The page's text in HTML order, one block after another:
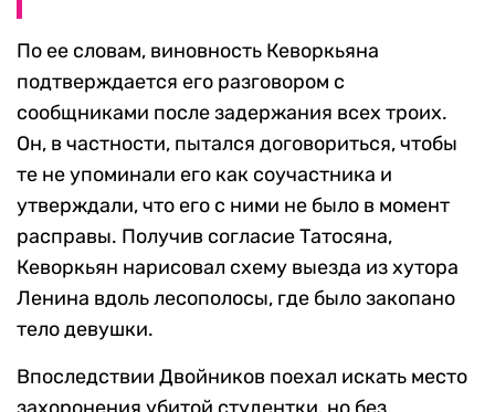
По ее словам, виновность Кеворкьяна
подтверждается его разговором с
сообщниками после задержания всех троих.
Он, в частности, пытался договориться, чтобы
те не упоминали его как соучастника и
утверждали, что его с ними не было в момент
расправы. Получив согласие Татосяна,
Кеворкьян нарисовал схему выезда из хутора
Ленина вдоль лесополосы, где было закопано
тело девушки.
Впоследствии Двойников поехал искать место